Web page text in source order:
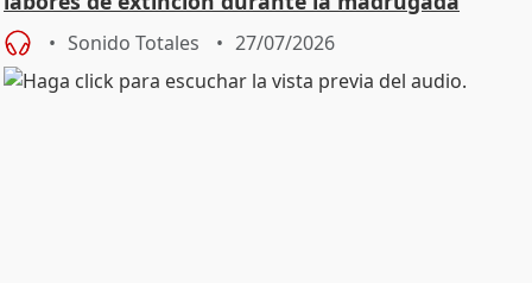
Sonido Totales 27/07/2026